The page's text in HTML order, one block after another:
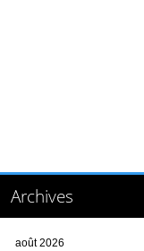
Archives
août 2026